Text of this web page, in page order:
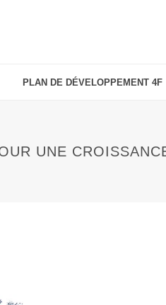
PLAN DE DÉVELOPPEMENT 4F
UNE